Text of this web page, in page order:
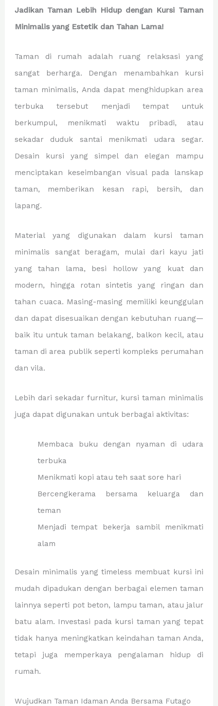
Jadikan Taman Lebih Hidup dengan Kursi Taman
Minimalis yang Estetik dan Tahan Lama!
Taman di rumah adalah ruang relaksasi yang
sangat berharga. Dengan menambahkan kursi
taman minimalis, Anda dapat menghidupkan area
terbuka tersebut menjadi tempat untuk
berkumpul, menikmati waktu pribadi, atau
sekadar duduk santai menikmati udara segar.
Desain kursi yang simpel dan elegan mampu
menciptakan keseimbangan visual pada lanskap
taman, memberikan kesan rapi, bersih, dan
lapang.
Material yang digunakan dalam kursi taman
minimalis sangat beragam, mulai dari kayu jati
yang tahan lama, besi hollow yang kuat dan
modern, hingga rotan sintetis yang ringan dan
tahan cuaca. Masing-masing memiliki keunggulan
dan dapat disesuaikan dengan kebutuhan ruang—
baik itu untuk taman belakang, balkon kecil, atau
taman di area publik seperti kompleks perumahan
dan vila.
Lebih dari sekadar furnitur, kursi taman minimalis
juga dapat digunakan untuk berbagai aktivitas:
Membaca buku dengan nyaman di udara
terbuka
Menikmati kopi atau teh saat sore hari
Bercengkerama bersama keluarga dan
teman
Menjadi tempat bekerja sambil menikmati
alam
Desain minimalis yang timeless membuat kursi ini
mudah dipadukan dengan berbagai elemen taman
lainnya seperti pot beton, lampu taman, atau jalur
batu alam. Investasi pada kursi taman yang tepat
tidak hanya meningkatkan keindahan taman Anda,
tetapi juga memperkaya pengalaman hidup di
rumah.
Wujudkan Taman Idaman Anda Bersama Futago